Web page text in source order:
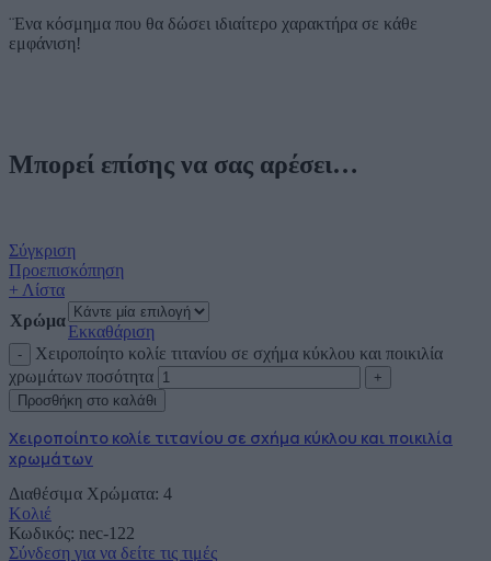
¨Ενα κόσμημα που θα δώσει ιδιαίτερο χαρακτήρα σε κάθε
εμφάνιση!
Μπορεί επίσης να σας αρέσει…
Σύγκριση
Προεπισκόπηση
+ Λίστα
Χρώμα
Εκκαθάριση
Χειροποίητο κολίε τιτανίου σε σχήμα κύκλου και ποικιλία
χρωμάτων ποσότητα
Προσθήκη στο καλάθι
Χειροποίητο κολίε τιτανίου σε σχήμα κύκλου και ποικιλία
χρωμάτων
Διαθέσιμα Χρώματα: 4
Κολιέ
Κωδικός: nec-122
Σύνδεση για να δείτε τις τιμές